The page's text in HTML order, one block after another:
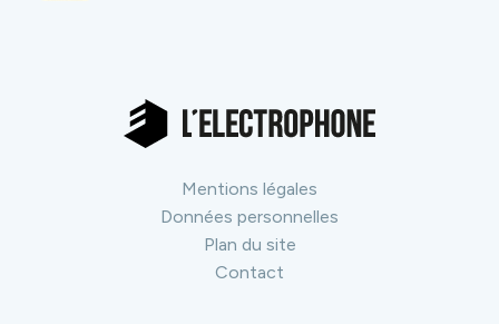
Mentions légales
Données personnelles
Plan du site
Contact